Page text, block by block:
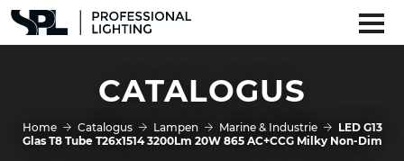
CATALOGUS
Home Catalogus Lampen Marine & Industrie
LED G13
Glas T8 Tube T26x1514 3200Lm 20W 865 AC+CCG Milky Non-Dim